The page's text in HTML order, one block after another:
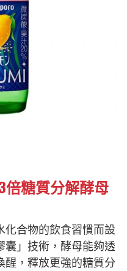
倍糖質分解酵母
化合物的飲食習慣而設
囊」技術，酵母能夠透
醒，釋放更強的糖質分